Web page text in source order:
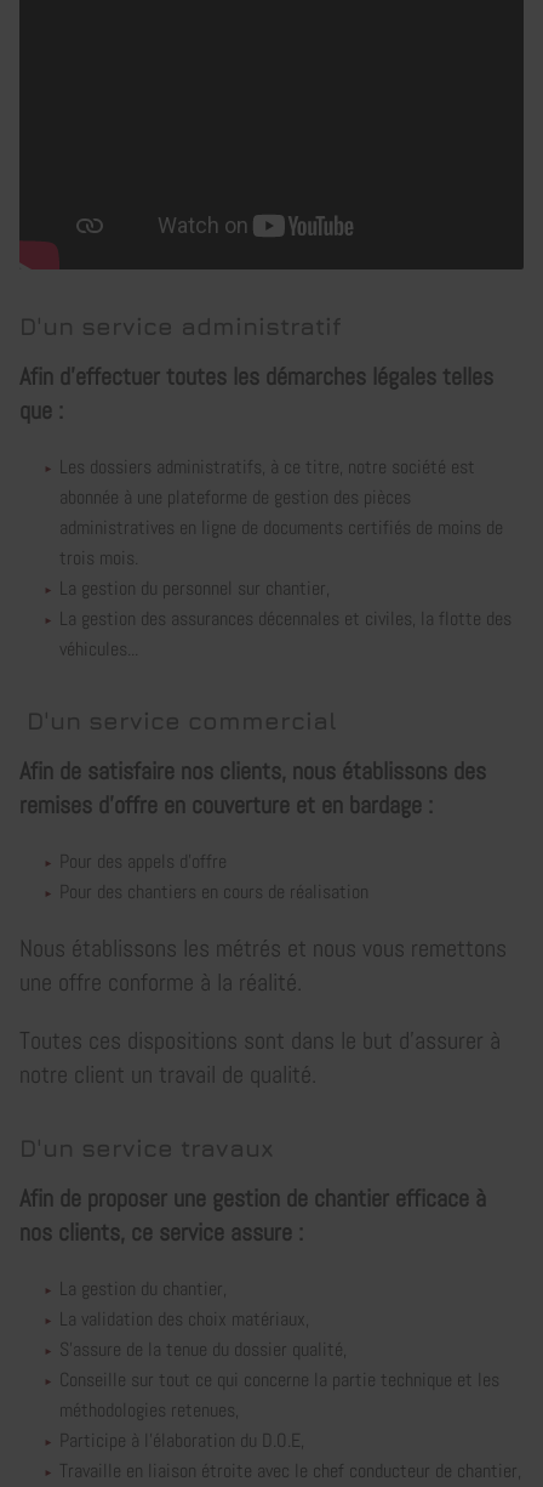
D'un service administratif
Afin d'effectuer toutes les démarches légales telles
que :
Les dossiers administratifs, à ce titre, notre société est
abonnée à une plateforme de gestion des pièces
administratives en ligne de documents certifiés de moins de
trois mois.
La gestion du personnel sur chantier,
La gestion des assurances décennales et civiles, la flotte des
véhicules...
D'un service commercial
Afin de satisfaire nos clients, nous établissons des
remises d'offre en couverture et en bardage :
Pour des appels d'offre
Pour des chantiers en cours de réalisation
Nous établissons les métrés et nous vous remettons
une offre conforme à la réalité.
Toutes ces dispositions sont dans le but d'assurer à
notre client un travail de qualité.
D'un service travaux
Afin de proposer une gestion de chantier efficace à
nos clients, ce service assure :
La gestion du chantier,
La validation des choix matériaux,
S'assure de la tenue du dossier qualité,
Conseille sur tout ce qui concerne la partie technique et les
méthodologies retenues,
Participe à l'élaboration du D.O.E,
Travaille en liaison étroite avec le chef conducteur de chantier,